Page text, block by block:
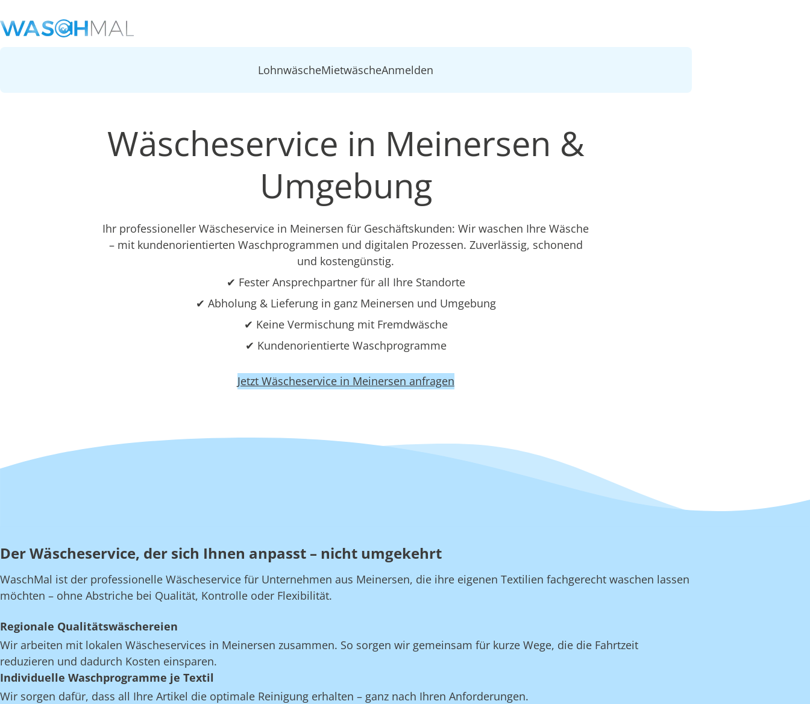
LohnwäscheMietwäscheAnmelden
Wäscheservice in Meinersen &
Umgebung
Ihr professioneller Wäscheservice in Meinersen für Geschäftskunden: Wir waschen Ihre Wäsche
– mit kundenorientierten Waschprogrammen und digitalen Prozessen. Zuverlässig, schonend
und kostengünstig.
✔ Fester Ansprechpartner für all Ihre Standorte
✔ Abholung & Lieferung in ganz Meinersen und Umgebung
✔ Keine Vermischung mit Fremdwäsche
✔ Kundenorientierte Waschprogramme
Jetzt Wäscheservice in Meinersen anfragen
Der Wäscheservice, der sich Ihnen anpasst – nicht umgekehrt
WaschMal ist der professionelle Wäscheservice für Unternehmen aus Meinersen, die ihre eigenen Textilien fachgerecht waschen lassen
möchten – ohne Abstriche bei Qualität, Kontrolle oder Flexibilität.
Regionale Qualitätswäschereien
Wir arbeiten mit lokalen Wäscheservices in Meinersen zusammen. So sorgen wir gemeinsam für kurze Wege, die die Fahrtzeit
reduzieren und dadurch Kosten einsparen.
Individuelle Waschprogramme je Textil
Wir sorgen dafür, dass all Ihre Artikel die optimale Reinigung erhalten – ganz nach Ihren Anforderungen.